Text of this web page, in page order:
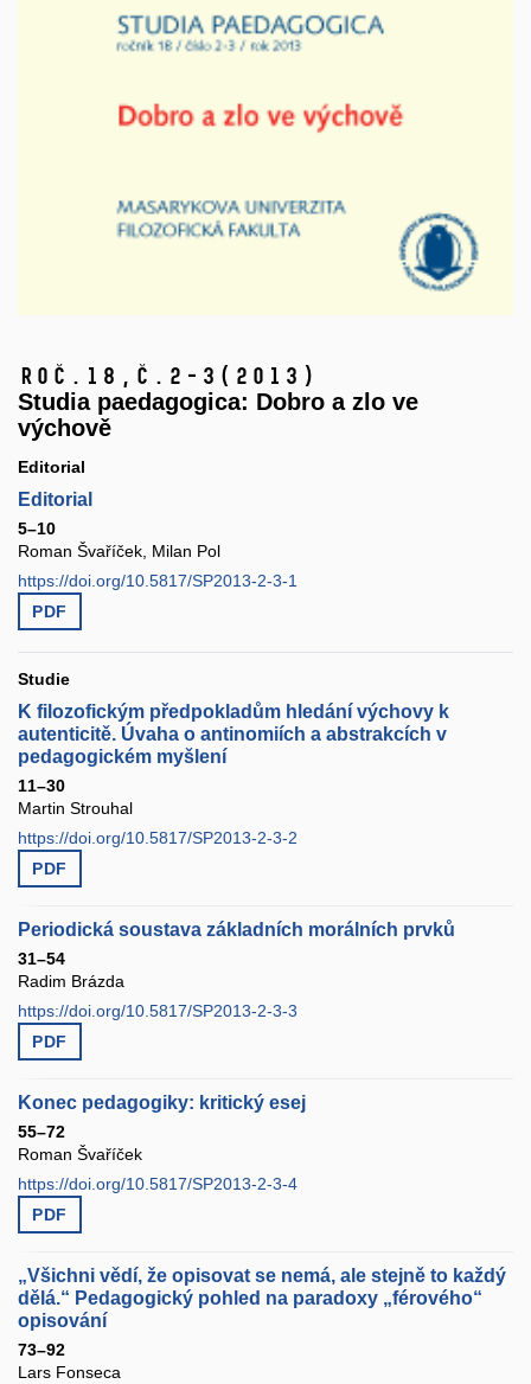
Roč.18, č.2-3 (2013)
Studia paedagogica: Dobro a zlo ve
výchově
Editorial
Editorial
5–10
Roman Švaříček, Milan Pol
https://doi.org/10.5817/SP2013-2-3-1
PDF
Studie
K filozofickým předpokladům hledání výchovy k
autenticitě. Úvaha o antinomiích a abstrakcích v
pedagogickém myšlení
11–30
Martin Strouhal
https://doi.org/10.5817/SP2013-2-3-2
PDF
Periodická soustava základních morálních prvků
31–54
Radim Brázda
https://doi.org/10.5817/SP2013-2-3-3
PDF
Konec pedagogiky: kritický esej
55–72
Roman Švaříček
https://doi.org/10.5817/SP2013-2-3-4
PDF
„Všichni vědí, že opisovat se nemá, ale stejně to každý
dělá.“ Pedagogický pohled na paradoxy „férového“
opisování
73–92
Lars Fonseca